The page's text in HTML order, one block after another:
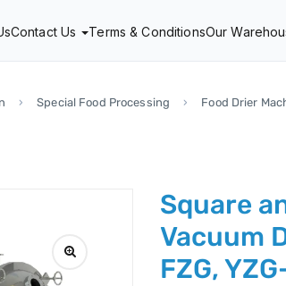
Contact Us Terms & ConditionsOur
Special Food Processing Food Drier
Square
Vacuum
FZG,